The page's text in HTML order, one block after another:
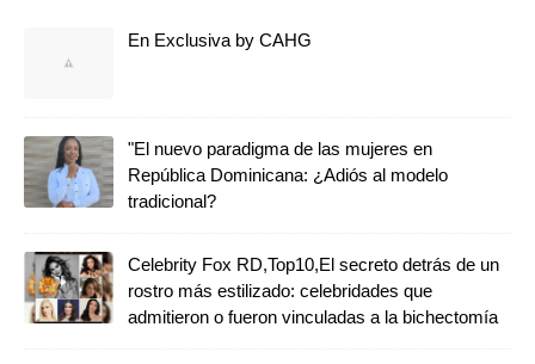
En Exclusiva by CAHG
"El nuevo paradigma de las mujeres en
República Dominicana: ¿Adiós al modelo
tradicional?
Celebrity Fox RD,Top10,El secreto detrás de un
rostro más estilizado: celebridades que
admitieron o fueron vinculadas a la bichectomía